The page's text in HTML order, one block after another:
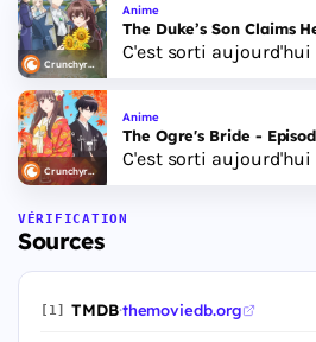
Crunchyroll
Anime
The Duke’s Son Claims
C'est sorti aujourd'hui
Crunchyroll
Anime
The Ogre's Bride -
C'est sorti aujourd'hui
VÉRIFICATION
Sources
[1] TMDB·themoviedb.org